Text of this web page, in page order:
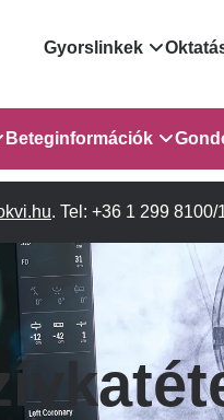
Gyorslinkek
Országos Online
EESZT -
EESZT -
Sürgősségi
Egységes
rendszer
ITR - 3.
és
1-2. em.
Beteginformációk
Orvosaink
Vizsgálatok/
Leletek és
lekérése
Egészségügyi
kikérő lap
. Tel: +36 1 299 8100/